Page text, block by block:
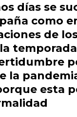
días se
como
de
la
esta